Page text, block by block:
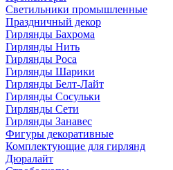
Светильники промышленные
Праздничный декор
Гирлянды Бахрома
Гирлянды Нить
Гирлянды Роса
Гирлянды Шарики
Гирлянды Белт-Лайт
Гирлянды Сосульки
Гирлянды Сети
Гирлянды Занавес
Фигуры декоративные
Комплектующие для гирлянд
Дюралайт